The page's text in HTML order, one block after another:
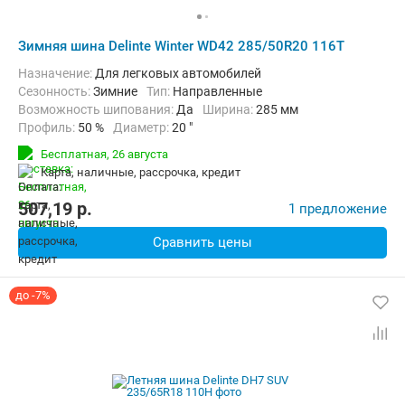
Зимняя шина Delinte Winter WD42 285/50R20 116T
Назначение: Для легковых автомобилей
Сезонность:Зимние Тип: Направленные
Возможность шипования: Да Ширина:285 мм
Профиль: 50 % Диаметр:20 "
Индекс нагрузки:
Индекс скорости:
T (до 190 км/ч)
Бесплатная, 26 августа
карта, наличные, рассрочка, кредит
507,19 p. 1 предложение
Сравнить цены
до -7%